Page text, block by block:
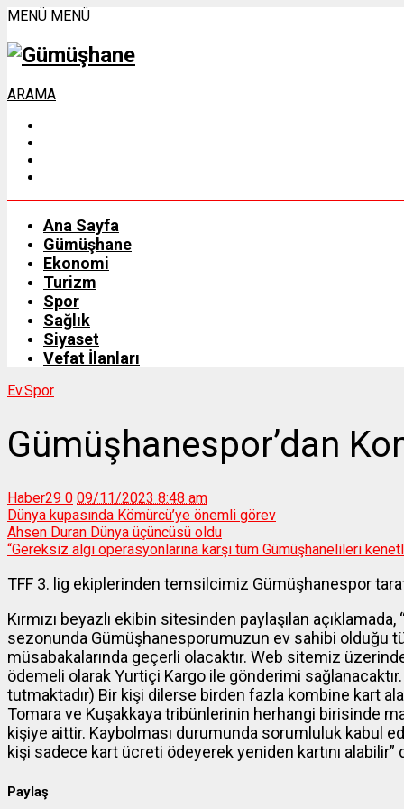
MENÜ MENÜ
ARAMA
Ana Sayfa
Gümüşhane
Ekonomi
Turizm
Spor
Sağlık
Siyaset
Vefat İlanları
Ev.Spor
Gümüşhanespor’dan
Haber29 0 09/11/2023 8:48 am
Dünya kupasında Kömürcü’ye önemli görev
Ahsen Duran Dünya üçüncüsü oldu
“Gereksiz algı operasyonlarına karşı tüm Gümüşhanelileri
TFF 3. lig ekiplerinden temsilcimiz Gümüşhanespor
Kırmızı beyazlı ekibin sitesinden paylaşılan
sezonunda Gümüşhanesporumuzun ev sahibi olduğu
müsabakalarında geçerli olacaktır. Web sitemiz
ödemeli olarak Yurtiçi Kargo ile gönderimi
tutmaktadır) Bir kişi dilerse birden fazla kombine kart
Tomara ve Kuşakkaya tribünlerinin herhangi birisinde
kişiye aittir. Kaybolması durumunda sorumluluk kabul
kişi sadece kart ücreti ödeyerek yeniden kartını alabilir”
Paylaş